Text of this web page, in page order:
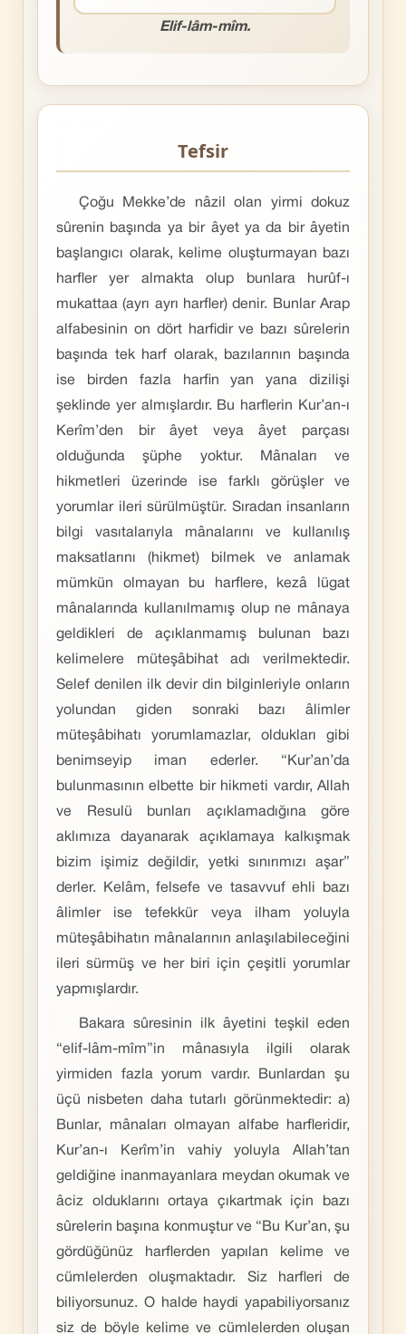
Elif-lâm-mîm.
Tefsir
Çoğu Mekke’de nâzil olan yirmi dokuz
sûrenin başında ya bir âyet ya da bir âyetin
başlangıcı olarak, kelime oluşturmayan bazı
harfler yer almakta olup bunlara hurûf-ı
mukattaa (ayrı ayrı harfler) denir. Bunlar Arap
alfabesinin on dört harfidir ve bazı sûrelerin
başında tek harf olarak, bazılarının başında
ise birden fazla harfin yan yana dizilişi
şeklinde yer almışlardır. Bu harflerin Kur’an-ı
Kerîm’den bir âyet veya âyet parçası
olduğunda şüphe yoktur. Mânaları ve
hikmetleri üzerinde ise farklı görüşler ve
yorumlar ileri sürülmüştür. Sıradan insanların
bilgi vasıtalarıyla mânalarını ve kullanılış
maksatlarını (hikmet) bilmek ve anlamak
mümkün olmayan bu harflere, kezâ lügat
mânalarında kullanılmamış olup ne mânaya
geldikleri de açıklanmamış bulunan bazı
kelimelere müteşâbihat adı verilmektedir.
Selef denilen ilk devir din bilginleriyle onların
yolundan giden sonraki bazı âlimler
müteşâbihatı yorumlamazlar, oldukları gibi
benimseyip iman ederler. “Kur’an’da
bulunmasının elbette bir hikmeti vardır, Allah
ve Resulü bunları açıklamadığına göre
aklımıza dayanarak açıklamaya kalkışmak
bizim işimiz değildir, yetki sınırımızı aşar”
derler. Kelâm, felsefe ve tasavvuf ehli bazı
âlimler ise tefekkür veya ilham yoluyla
müteşâbihatın mânalarının anlaşılabileceğini
ileri sürmüş ve her biri için çeşitli yorumlar
yapmışlardır.
Bakara sûresinin ilk âyetini teşkil eden
“elif-lâm-mîm”in mânasıyla ilgili olarak
yirmiden fazla yorum vardır. Bunlardan şu
üçü nisbeten daha tutarlı görünmektedir: a)
Bunlar, mânaları olmayan alfabe harfleridir,
Kur’an-ı Kerîm’in vahiy yoluyla Allah’tan
geldiğine inanmayanlara meydan okumak ve
âciz olduklarını ortaya çıkartmak için bazı
sûrelerin başına konmuştur ve “Bu Kur’an, şu
gördüğünüz harflerden yapılan kelime ve
cümlelerden oluşmaktadır. Siz harfleri de
biliyorsunuz. O halde haydi yapabiliyorsanız
siz de böyle kelime ve cümlelerden oluşan